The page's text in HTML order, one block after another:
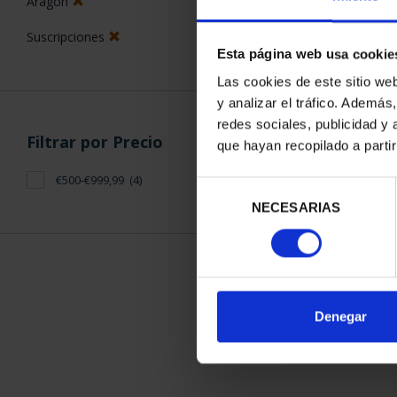
Esta página web usa
Las cookies de este sitio
y analizar el tráfico.
redes sociales, publicidad y
que hayan recopilado a
consentimiento
NECESARIAS
Denegar
Suscripciones
Filtrar por Precio
€500-€999,99 (4)
Sólo para
ORDENAR POR: